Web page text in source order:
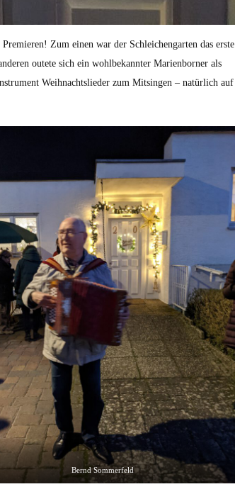
Zum einen war der Schleichengarten das erste
outete sich ein wohlbekannter Marienborner als
Weihnachtslieder zum Mitsingen – natürlich auf
Bernd Sommerfeld